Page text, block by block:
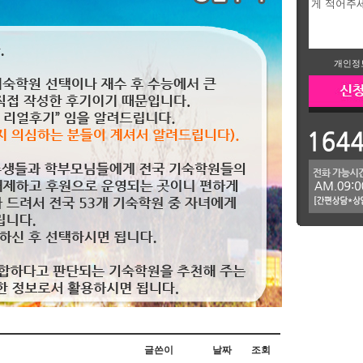
개인
글쓴이 날짜 조회